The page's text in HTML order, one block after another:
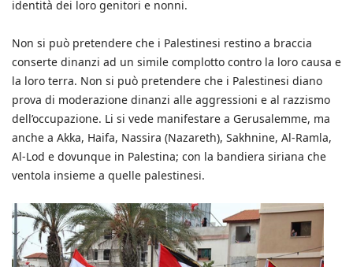
identità dei loro genitori e nonni.
Non si può pretendere che i Palestinesi restino a braccia
conserte dinanzi ad un simile complotto contro la loro causa e
la loro terra. Non si può pretendere che i Palestinesi diano
prova di moderazione dinanzi alle aggressioni e al razzismo
dell’occupazione. Li si vede manifestare a Gerusalemme, ma
anche a Akka, Haifa, Nassira (Nazareth), Sakhnine, Al-Ramla,
Al-Lod e dovunque in Palestina; con la bandiera siriana che
ventola insieme a quelle palestinesi.